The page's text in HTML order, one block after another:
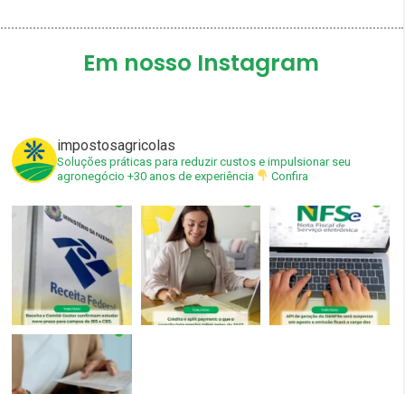
Em nosso Instagram
impostosagricolas
Soluções práticas para reduzir custos e impulsionar seu
agronegócio +30 anos de experiência Confira